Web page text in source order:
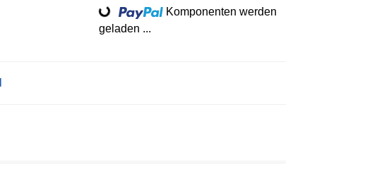
Loading...
Komponenten werden
geladen ...